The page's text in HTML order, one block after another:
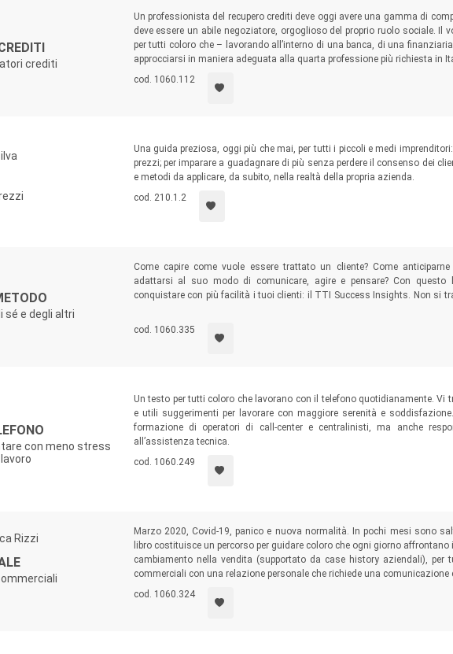
crediti
Un professionista del recupero crediti deve oggi avere una gamma di
deve essere un abile negoziatore, orgoglioso del proprio ruolo sociale. Il
per tutti coloro che – lavorando all’interno di una banca, di una
approcciarsi in maniera adeguata alla quarta professione più richiesta in
cod. 1060.112
Una guida preziosa, oggi più che mai, per tutti i piccoli e medi
prezzi; per imparare a guadagnare di più senza perdere il consenso dei
e metodi da applicare, da subito, nella realtà della propria azienda.
cod. 210.1.2
sé e degli altri
Come capire come vuole essere trattato un cliente? Come
adattarsi al suo modo di comunicare, agire e pensare? Con questo
conquistare con più facilità i tuoi clienti: il TTI Success Insights. Non si
in grado di adattarsi al tuo profilo di venditore, per vendere proprio
acquistare!
cod. 1060.335
con meno stress
Un testo per tutti coloro che lavorano con il telefono quotidianamente. Vi
e utili suggerimenti per lavorare con maggiore serenità e
formazione di operatori di call-center e centralinisti, ma anche
all’assistenza tecnica.
cod. 1060.249
Rizzi
Marzo 2020, Covid-19, panico e nuova normalità. In pochi mesi sono
libro costituisce un percorso per guidare coloro che ogni giorno
cambiamento nella vendita (supportato da case history aziendali), per
commerciali con una relazione personale che richiede una comunicazione
cod. 1060.324